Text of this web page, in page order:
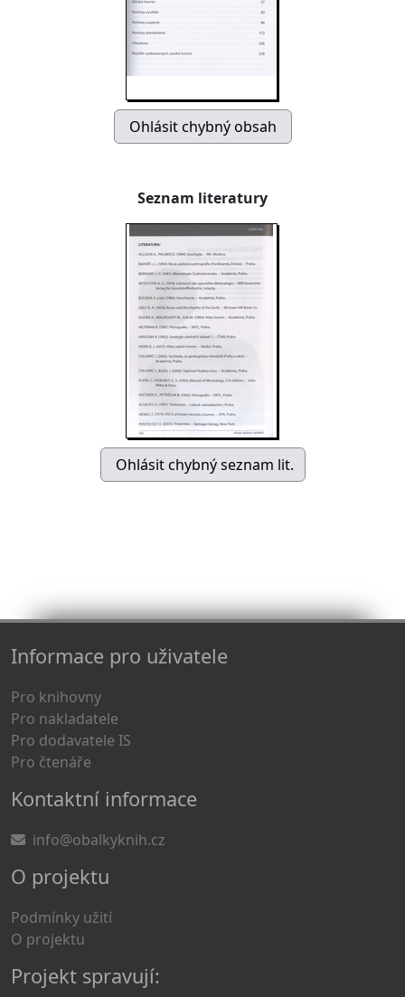
Seznam literatury
Informace pro uživatele
Pro knihovny
Pro nakladatele
Pro dodavatele IS
Pro čtenáře
Kontaktní informace
info@obalkyknih.cz
O projektu
Podmínky užití
O projektu
Projekt spravují: